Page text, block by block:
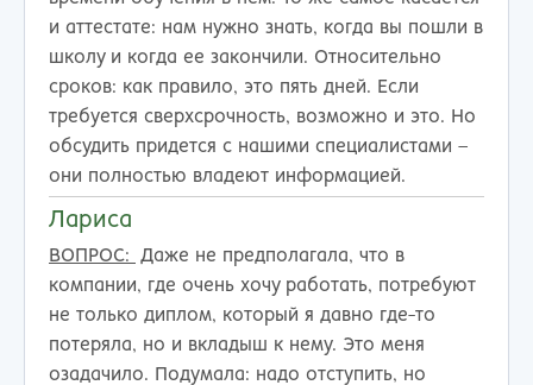
и аттестате: нам нужно знать, когда вы пошли в
школу и когда ее закончили. Относительно
сроков: как правило, это пять дней. Если
требуется сверхсрочность, возможно и это. Но
обсудить придется с нашими специалистами –
они полностью владеют информацией.
Лариса
ВОПРОС:
Даже не предполагала, что в
компании, где очень хочу работать, потребуют
не только диплом, который я давно где-то
потеряла, но и вкладыш к нему. Это меня
озадачило. Подумала: надо отступить, но